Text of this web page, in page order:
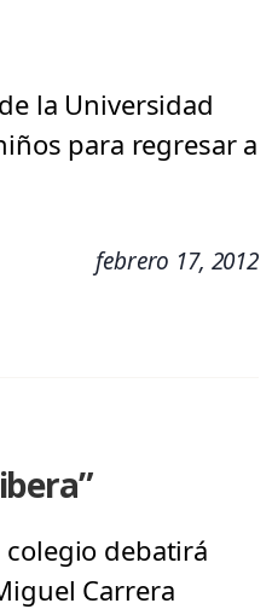
la Universidad
para regresar a
febrero 17, 2012
colegio debatirá
Carrera